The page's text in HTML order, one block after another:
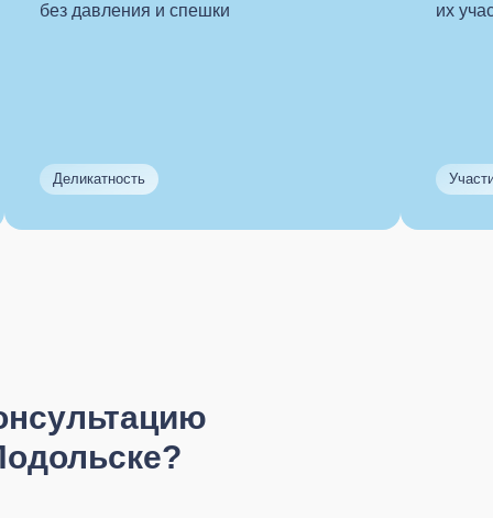
без давления и спешки
Деликатность
их